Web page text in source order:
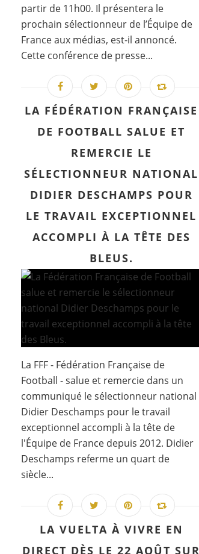
partir de 11h00. Il présentera le
prochain sélectionneur de l’Équipe de
France aux médias, est-il annoncé.
Cette conférence de presse...
LA FÉDÉRATION FRANÇAISE
DE FOOTBALL SALUE ET
REMERCIE LE
SÉLECTIONNEUR NATIONAL
DIDIER DESCHAMPS POUR
LE TRAVAIL EXCEPTIONNEL
ACCOMPLI À LA TÊTE DES
BLEUS.
La FFF - Fédération Française de
Football - salue et remercie dans un
communiqué le sélectionneur national
Didier Deschamps pour le travail
exceptionnel accompli à la tête de
l'Équipe de France depuis 2012. Didier
Deschamps referme un quart de
siècle...
LA VUELTA À VIVRE EN
DIRECT DÈS LE 22 AOÛT SUR